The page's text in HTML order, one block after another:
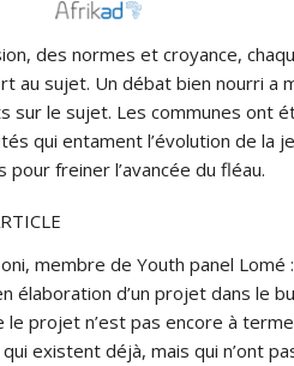
des normes et croyance,
au sujet. Un débat bien nourri a
sur le sujet. Les communes ont
qui entament l’évolution de la
freiner l’avancée du fléau.
membre de Youth panel Lomé
élaboration d’un projet dans le
le projet n’est pas encore à
existent déjà, mais qui n’ont